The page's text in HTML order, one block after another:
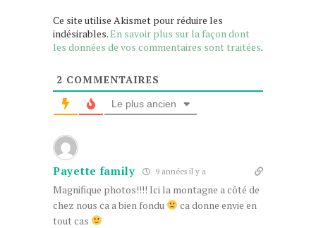
Ce site utilise Akismet pour réduire les
indésirables.En savoir plus sur la façon dont
les données de vos commentaires sont traitées.
2 COMMENTAIRES
Le plus ancien
Payette family 9 années il y a
Magnifique photos!!!! Ici la montagne a côté de
chez nous ca a bien fondu
ca donne envie en
tout cas